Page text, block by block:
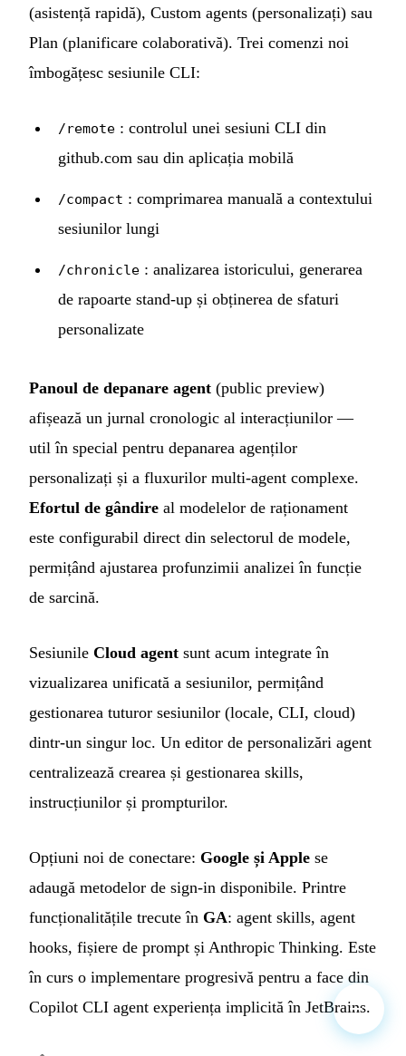
(asistență rapidă), Custom agents (personalizați) sau
Plan (planificare colaborativă). Trei comenzi noi
îmbogățesc sesiunile CLI:
/remote : controlul unei sesiuni CLI din
github.com sau din aplicația mobilă
/compact : comprimarea manuală a contextului
sesiunilor lungi
/chronicle : analizarea istoricului, generarea
de rapoarte stand-up și obținerea de sfaturi
personalizate
Panoul de depanare agent (public preview)
afișează un jurnal cronologic al interacțiunilor —
util în special pentru depanarea agenților
personalizați și a fluxurilor multi-agent complexe.
Efortul de gândire al modelelor de raționament
este configurabil direct din selectorul de modele,
permițând ajustarea profunzimii analizei în funcție
de sarcină.
Sesiunile Cloud agent sunt acum integrate în
vizualizarea unificată a sesiunilor, permițând
gestionarea tuturor sesiunilor (locale, CLI, cloud)
dintr-un singur loc. Un editor de personalizări agent
centralizează crearea și gestionarea skills,
instrucțiunilor și prompturilor.
Opțiuni noi de conectare: Google și Apple se
adaugă metodelor de sign-in disponibile. Printre
funcționalitățile trecute în GA: agent skills, agent
hooks, fișiere de prompt și Anthropic Thinking. Este
în curs o implementare progresivă pentru a face din
Copilot CLI agent experiența implicită în JetBrains.